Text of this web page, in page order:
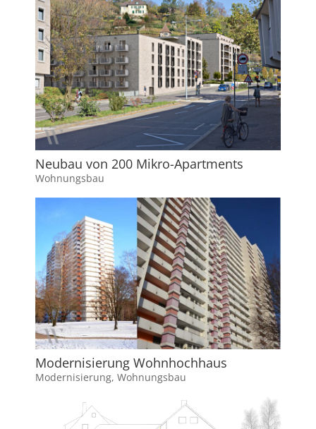
Neubau von 200 Mikro-Apartments
Wohnungsbau
Modernisierung Wohnhochhaus
Modernisierung, Wohnungsbau